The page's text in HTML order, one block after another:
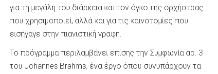
για τη μεγάλη του διάρκεια και τον όγκο της ορχήστρας
που χρησιμοποιεί, αλλά και για τις καινοτομίες που
εισήγαγε στην πιανιστική γραφή.
Το πρόγραμμα περιλαμβάνει επίσης την Συμφωνία αρ. 3
του Johannes Brahms, ένα έργο όπου συνυπάρχουν τα